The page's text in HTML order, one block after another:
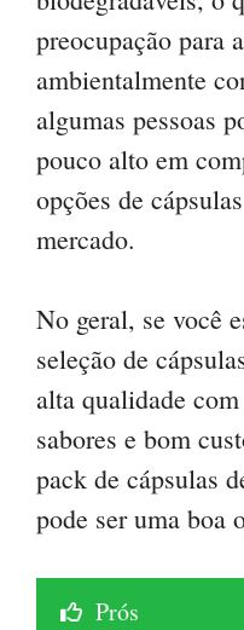
preocupação para
ambientalmente
algumas pessoas
pouco alto em
opções de
mercado.
No geral, se você
seleção de
alta qualidade
sabores e bom
pack de cápsulas
pode ser uma boa
Prós